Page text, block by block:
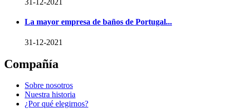
31-12-2021
La mayor empresa de baños de Portugal...
31-12-2021
Compañía
Sobre nosotros
Nuestra historia
¿Por qué elegirnos?